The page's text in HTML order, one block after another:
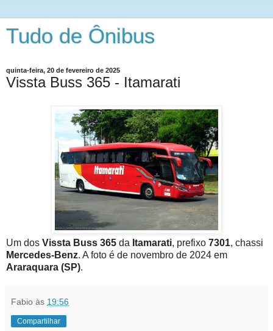
Tudo de Ônibus
quinta-feira, 20 de fevereiro de 2025
Vissta Buss 365 - Itamarati
Um dos Vissta Buss 365 da Itamarati, prefixo 7301, chassi
Mercedes-Benz. A foto é de novembro de 2024 em
Araraquara (SP).
Fabio às 19:56
Compartilhar